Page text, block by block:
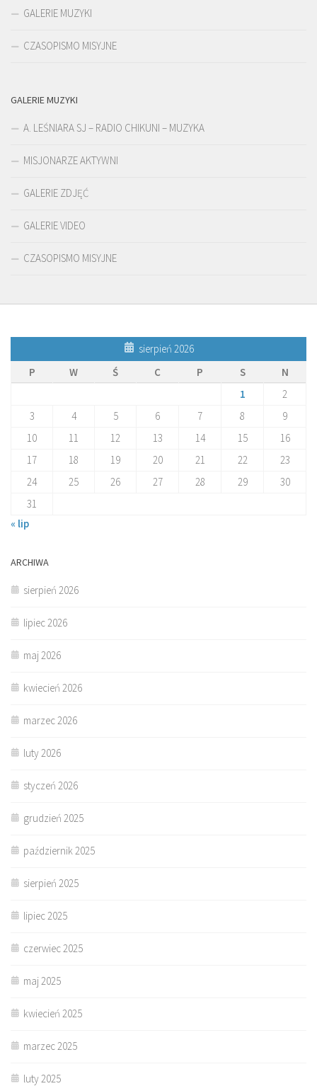
GALERIE MUZYKI
CZASOPISMO MISYJNE
GALERIE MUZYKI
A. LEŚNIARA SJ – RADIO CHIKUNI – MUZYKA
MISJONARZE AKTYWNI
GALERIE ZDJĘĆ
GALERIE VIDEO
CZASOPISMO MISYJNE
sierpień 2026
P
W Ś C P S
N
1
2
3
4 5 6 7 8
9
10
11 12 13 14 15
16
17
18 19 20 21 22
23
24
25 26 27 28 29
30
31
« lip
ARCHIWA
sierpień 2026
lipiec 2026
maj 2026
kwiecień 2026
marzec 2026
luty 2026
styczeń 2026
grudzień 2025
październik 2025
sierpień 2025
lipiec 2025
czerwiec 2025
maj 2025
kwiecień 2025
marzec 2025
luty 2025